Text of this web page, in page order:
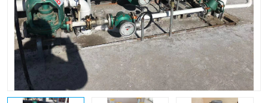
液氨液位计 物位计
油量传感器 测漏仪
温度变送器 锅炉水位计
智能锅炉水位计 电容液位计